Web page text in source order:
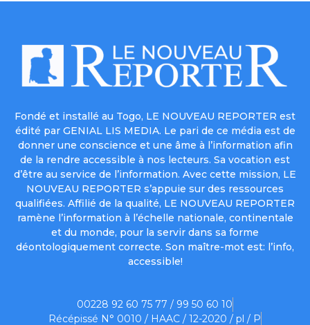
Fondé et installé au Togo, LE NOUVEAU REPORTER est
édité par GENIAL LIS MEDIA. Le pari de ce média est de
donner une conscience et une âme à l’information afin
de la rendre accessible à nos lecteurs. Sa vocation est
d’être au service de l’information. Avec cette mission, LE
NOUVEAU REPORTER s’appuie sur des ressources
qualifiées. Affilié de la qualité, LE NOUVEAU REPORTER
ramène l’information à l’échelle nationale, continentale
et du monde, pour la servir dans sa forme
déontologiquement correcte. Son maître-mot est: l’info,
accessible!
00228 92 60 75 77 / 99 50 60 10
Récépissé N° 0010 / HAAC / 12-2020 / pl / P